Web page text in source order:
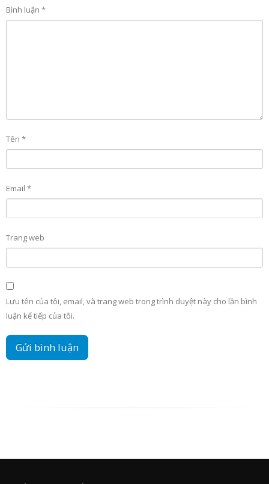
Bình luận *
Tên *
Email *
Trang web
Lưu tên của tôi, email, và trang web trong trình duyệt này cho lần bình
luận kế tiếp của tôi.